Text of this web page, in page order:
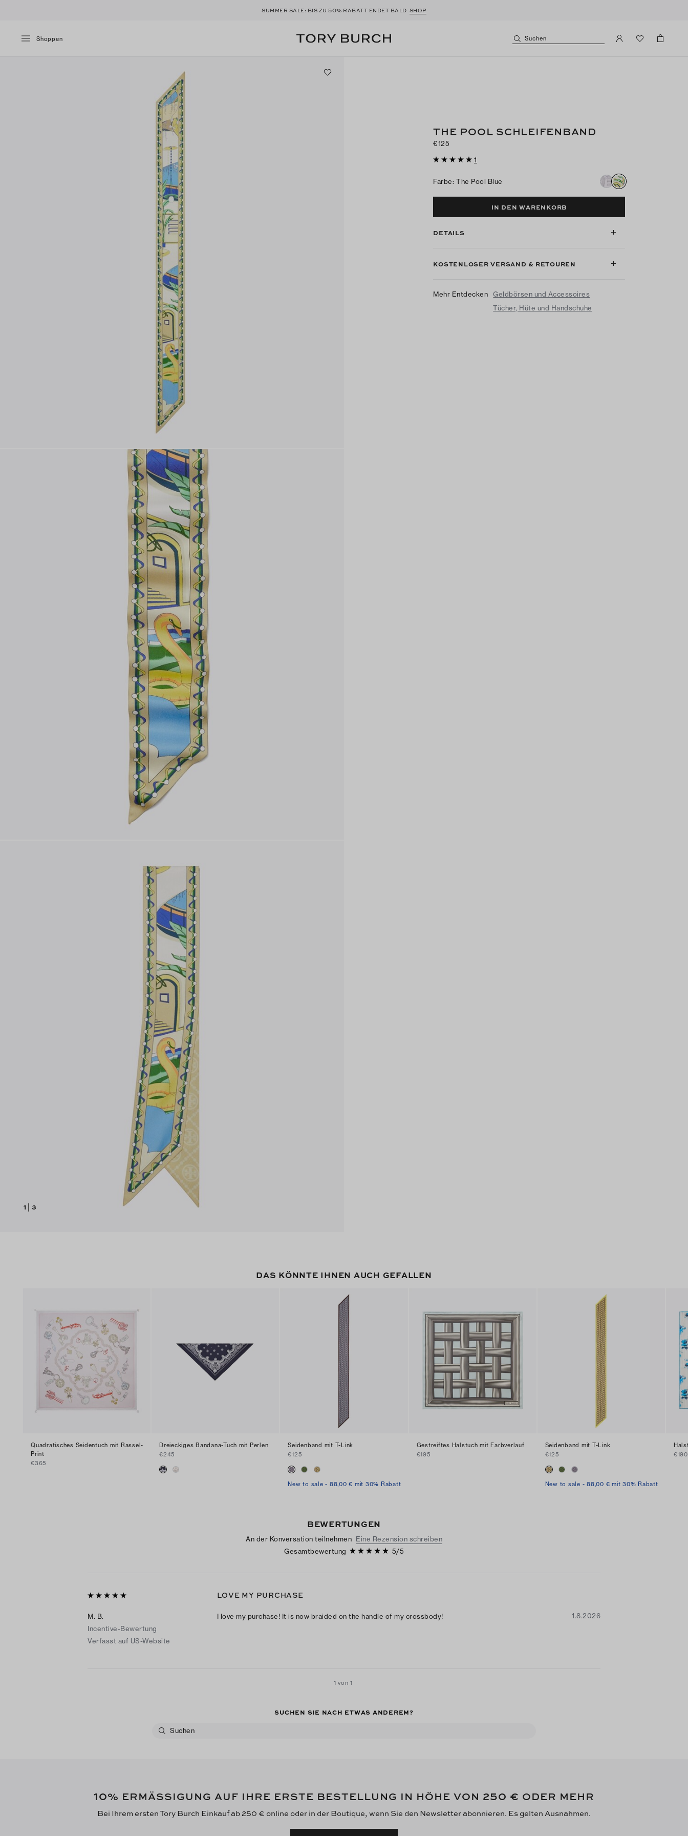
SUMMER SALE: BIS ZU50% RABATT ENDET BALD SHOP
Shoppen Suchen
1 | 3
THE POOL SCHLEIFENBAND
€125
1
Farbe: The Pool Blue
IN DEN WARENKORB
DETAILS
KOSTENLOSER VERSAND & RETOUREN
Mehr Entdecken
Geldbörsen und Accessoires
Tücher, Hüte und Handschuhe
DAS KÖNNTE IHNEN AUCH GEFALLEN
Quadratisches Seidentuch mit Rassel-
Print
€365
Dreieckiges Bandana-Tuch mit Perlen
€245
Seidenband mit T-Link
€125
New to sale - 88,00 € mit 30% Rabatt
Gestreiftes Halstuch mit Farbverlauf
€195
Seidenband mit T-Link
€125
New to sale - 88,00 € mit 30% Rabatt
€190
BEWERTUNGEN
An der Konversation teilnehmen Eine Rezension schreiben
Gesamtbewertung
5/5
M. B.
Incentive-Bewertung
Verfasst auf US-Website
LOVE MY PURCHASE
I love my purchase! It is now braided on the handle of my crossbody! 1.8.2026
1 von 1
SUCHEN SIE NACH ETWAS ANDEREM?
10% ERMÄSSIGUNG AUF IHRE ERSTE BESTELLUNG IN HÖHE VON 250 € ODER MEHR
Bei Ihrem ersten Tory Burch Einkauf ab 250 € online oder in der Boutique, wenn Sie den Newsletter abonnieren. Es gelten Ausnahmen.